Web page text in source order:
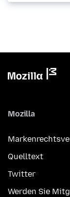
Mozilla
Quelltext
Twitter
Werden Sie